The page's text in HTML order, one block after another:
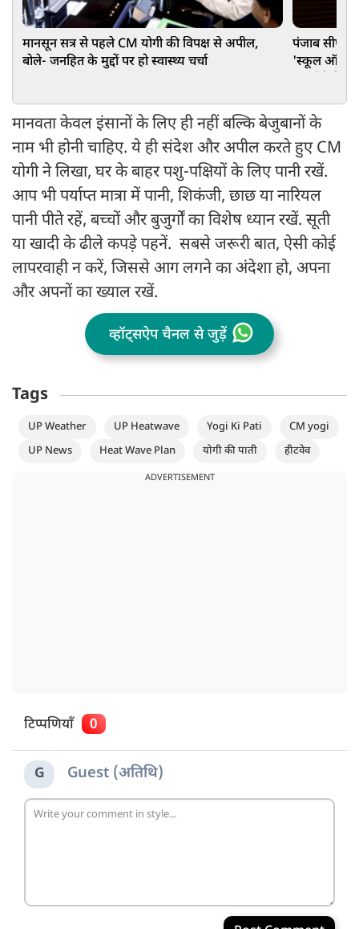
मानसून सत्र से पहले CM योगी की विपक्ष से अपील,
बोले- जनहित के मुद्दों पर हो स्वास्थ्य चर्चा
पंजाब सीएम
'स्कूल ऑफ
मानवता केवल इंसानों के लिए ही नहीं बल्कि बेजुबानों के
नाम भी होनी चाहिए. ये ही संदेश और अपील करते हुए CM
योगी ने लिखा, घर के बाहर पशु-पक्षियों के लिए पानी रखें.
आप भी पर्याप्त मात्रा में पानी, शिकंजी, छाछ या नारियल
पानी पीते रहें, बच्चों और बुजुर्गों का विशेष ध्यान रखें. सूती
या खादी के ढीले कपड़े पहनें. सबसे जरूरी बात, ऐसी कोई
लापरवाही न करें, जिससे आग लगने का अंदेशा हो, अपना
और अपनों का ख्याल रखें.
व्हॉट्सऐप चैनल से जुड़ें
Tags
UP Weather UP Heatwave Yogi Ki Pati
CM yogi
UP News
Heat Wave Plan योगी की पाती हीटवेव
ADVERTISEMENT
टिप्पणियाँ 0
G Guest (अतिथि)